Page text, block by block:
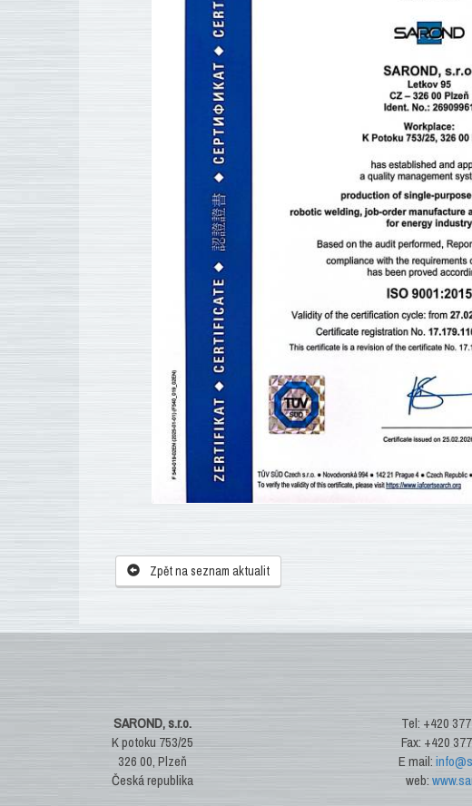
Zpět na seznam aktualit
SAROND, s.r.o.
K potoku 753/25
326 00, Plzeň
Česká republika
Tel: +420
Fax: +420
E mail:
web: